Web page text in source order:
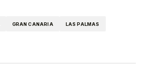
GRAN CANARIA LAS PALMAS